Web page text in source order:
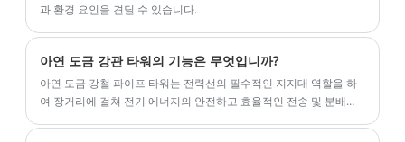
과 환경 요인을 견딜 수 있습니다.
아연 도금 강관 타워의 기능은 무엇입니까?
아연 도금 강철 파이프 타워는 전력선의 필수적인 지지대 역할을 하
여 장거리에 걸쳐 전기 에너지의 안전하고 효율적인 전송 및 분배를